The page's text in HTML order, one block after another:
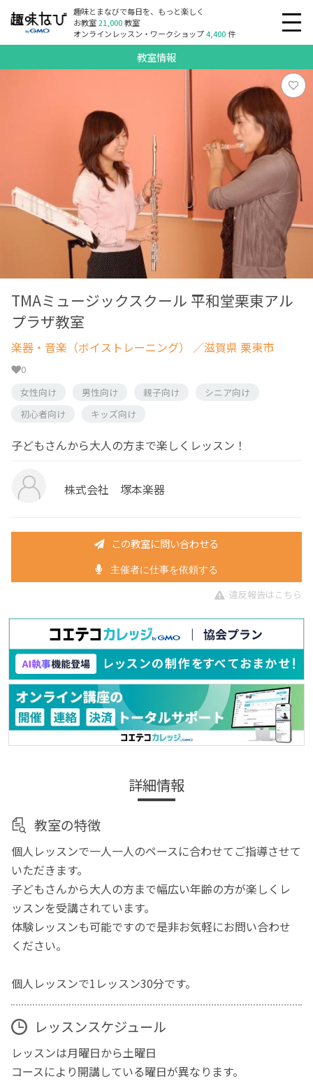
趣味とまなびで毎日を、もっと楽しく
お教室21,000教室
オンラインレッスン・ワークショップ4,400件
教室情報
TMAミュージックスクール 平和堂栗東アル
プラザ教室
楽器・音楽（ボイストレーニング） ／滋賀県 栗東市
0
女性向け
男性向け 親子向け
シニア向け
初心者向け
キッズ向け
子どもさんから大人の方まで楽しくレッスン！
株式会社 塚本楽器
この教室に問い合わせる
主催者に仕事を依頼する
違反報告はこちら
詳細情報
教室の特徴
個人レッスンで一人一人のペースに合わせてご指導させて
いただきます。
子どもさんから大人の方まで幅広い年齢の方が楽しくレ
ッスンを受講されています。
体験レッスンも可能ですので是非お気軽にお問い合わせ
ください。
個人レッスンで1レッスン30分です。
レッスンスケジュール
レッスンは月曜日から土曜日
コースにより開講している曜日が異なります。